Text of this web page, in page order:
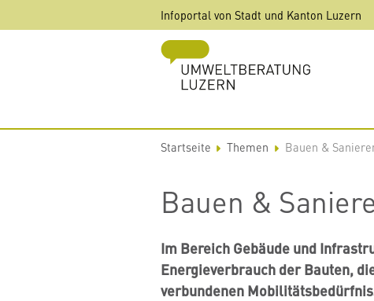
zum
Infoportal von Stadt und Kanton Luzern
Startseite Themen Bauen &
Bauen &
Im Bereich Gebäude und
Energieverbrauch der Bauten,
verbundenen